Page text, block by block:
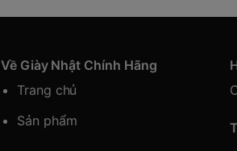
Về Giày Nhật Chính Hãng
Trang chủ
Sản phẩm